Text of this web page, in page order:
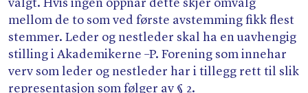
valgt. Hvis ingen oppnår dette skjer omvalg
mellom de to som ved første avstemming fikk flest
stemmer. Leder og nestleder skal ha en uavhengig
stilling i Akademikerne –P. Forening som innehar
verv som leder og nestleder har i tillegg rett til slik
representasjon som følger av § 2.